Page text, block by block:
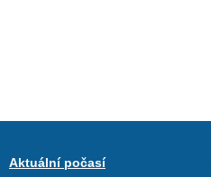
Aktuální počasí